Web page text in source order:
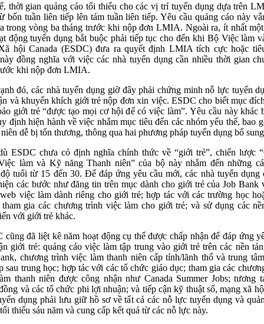
thời gian quảng cáo tối thiểu cho các vị trí tuyển dụng dựa trên
bốn tuần liên tiếp lên tám tuần liên tiếp. Yêu cầu quảng cáo này
trong vòng ba tháng trước khi nộp đơn LMIA. Ngoài ra, ít nhất
động tuyển dụng bắt buộc phải tiếp tục cho đến khi Bộ Việc làm
hội Canada (ESDC) đưa ra quyết định LMIA tích cực hoặc
đồng nghĩa với việc các nhà tuyển dụng cần nhiều thời gian
khi nộp đơn LMIA.
đó, các nhà tuyển dụng giờ đây phải chứng minh nỗ lực tuyển
và khuyến khích giới trẻ nộp đơn xin việc. ESDC cho biết mục
giới trẻ “được tạo mọi cơ hội để có việc làm”. Yêu cầu này khác
định hiện hành về việc nhắm mục tiêu đến các nhóm yếu thế, bao
dễ bị tổn thương, thông qua hai phương pháp tuyển dụng bổ
ESDC chưa có định nghĩa chính thức về “giới trẻ”, chiến lược
làm và Kỹ năng Thanh niên” của bộ này nhắm đến những
tuổi từ 15 đến 30. Để đáp ứng yêu cầu mới, các nhà tuyển dụng
các bước như đăng tin trên mục dành cho giới trẻ của Job Bank
việc làm dành riêng cho giới trẻ; hợp tác với các trường học
tham gia các chương trình việc làm cho giới trẻ; và sử dụng các
với giới trẻ khác.
cũng đã liệt kê năm hoạt động cụ thể được chấp nhận để đáp ứng
giới trẻ: quảng cáo việc làm tập trung vào giới trẻ trên các nền
chương trình việc làm thanh niên cấp tỉnh/lãnh thổ và trung
sau trung học; hợp tác với các tổ chức giáo dục; tham gia các
thanh niên được công nhận như Canada Summer Jobs; tương
và các tổ chức phi lợi nhuận; và tiếp cận kỹ thuật số, mạng xã
dụng phải lưu giữ hồ sơ về tất cả các nỗ lực tuyển dụng và
thiểu sáu năm và cung cấp kết quả từ các nỗ lực này.